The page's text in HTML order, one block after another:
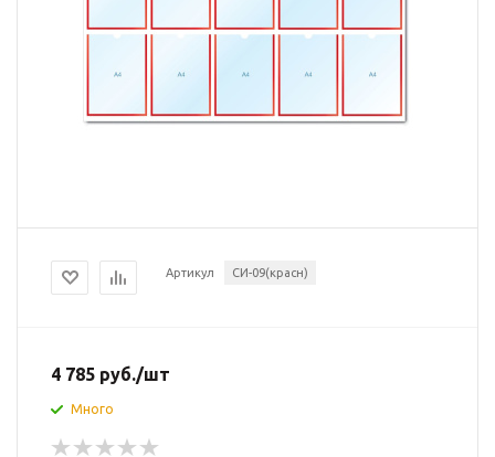
Артикул СИ-09(красн)
4 785 руб./шт
Много